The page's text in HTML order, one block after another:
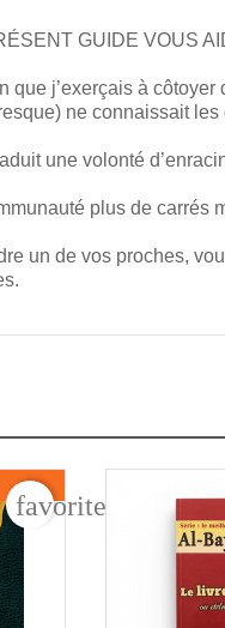
GUIDE VOUS
que j’exerçais à côtoyer
ne connaissait les
une volonté
plus de carrés
un de vos proches,
favorite_border